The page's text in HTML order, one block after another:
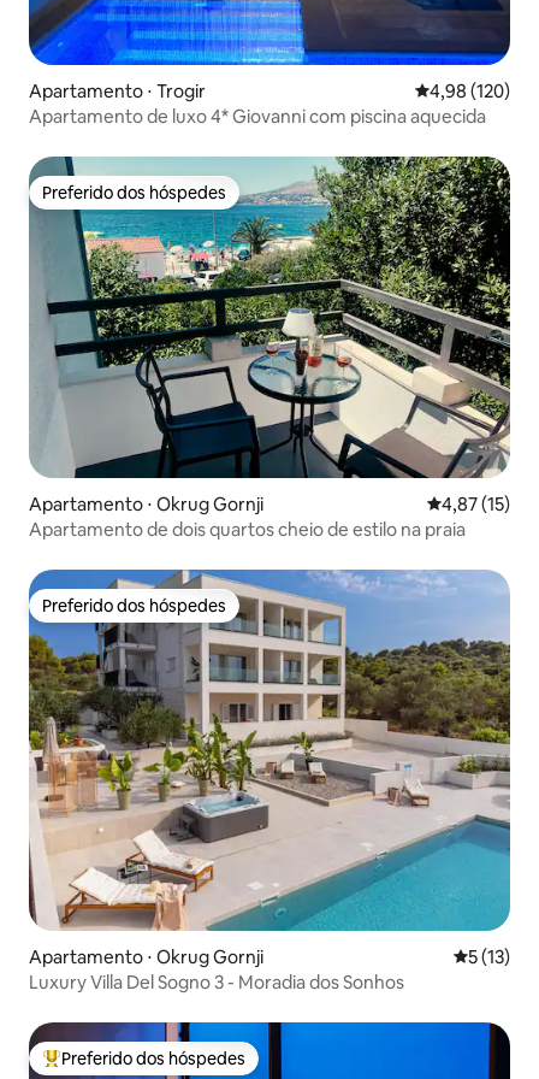
Apartamento ⋅ Trogir 4,98 de uma
4,98 (120)
Apartamento de luxo 4* Giovanni com piscina aquecida
Preferido dos hóspedes
Preferido dos hóspedes
Apartamento ⋅ Okrug Gornji 4,87 de uma
4,87 (15)
Apartamento de dois quartos cheio de estilo na praia
Preferido dos hóspedes
Preferido dos hóspedes
Apartamento ⋅ Okrug Gornji 5 de uma
5 (13)
Luxury Villa Del Sogno 3 - Moradia dos Sonhos
Entre os melhores preferidos dos hóspedes
Preferido dos hóspedes